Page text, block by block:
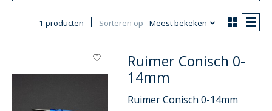
1 producten Sorteren op Meest bekeken
Ruimer Conisch 0-
14mm
Ruimer Conisch 0-14mm